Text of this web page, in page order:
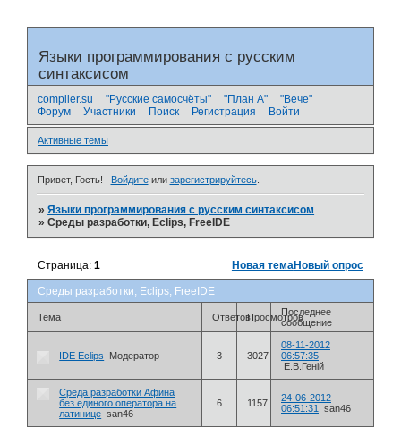
Языки программирования с русским
синтаксисом
compiler.su "Русские самосчёты" "План А"
"Вече"
Форум
Участники Поиск Регистрация Войти
Активные темы
Привет, Гость! Войдитеили зарегистрируйтесь.
»Языки программирования с русским синтаксисом
»Среды разработки, Eclips, FreeIDE
Среды разработки, Eclips, FreeIDE
Страница:1 Новая темаНовый опрос
Тема ОтветовПросмотровПоследнее
сообщение
IDE Eclips Модератор 3 3027
08-11-2012
06:57:35
Е.В.Геній
Среда разработки Афина
без единого оператора на
латинице san46
6 1157
24-06-2012
06:51:31
san46